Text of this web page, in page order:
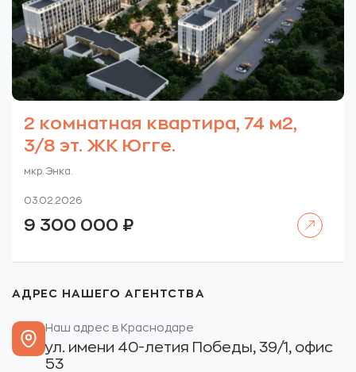
2 комнатная квартира, 74 м2,
3/8 эт. ЖК Югге.
мкр. Энка.
03.02.2026
9 300 000 ₽
АДРЕС НАШЕГО АГЕНТСТВА
Наш адрес в Краснодаре
ул. имени 40-летия Победы, 39/1, офис
53